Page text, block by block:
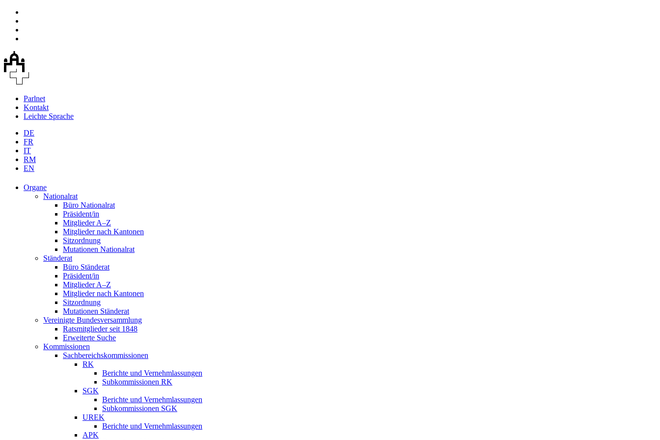
Parlnet
Kontakt
Leichte Sprache
DE
FR
IT
RM
EN
Organe
Nationalrat
Büro Nationalrat
Präsident/in
Mitglieder A–Z
Mitglieder nach Kantonen
Sitzordnung
Mutationen Nationalrat
Ständerat
Büro Ständerat
Präsident/in
Mitglieder A–Z
Mitglieder nach Kantonen
Sitzordnung
Mutationen Ständerat
Vereinigte Bundesversammlung
Ratsmitglieder seit 1848
Erweiterte Suche
Kommissionen
Sachbereichskommissionen
RK
Berichte und Vernehmlassungen
Subkommissionen RK
SGK
Berichte und Vernehmlassungen
Subkommissionen SGK
UREK
Berichte und Vernehmlassungen
APK